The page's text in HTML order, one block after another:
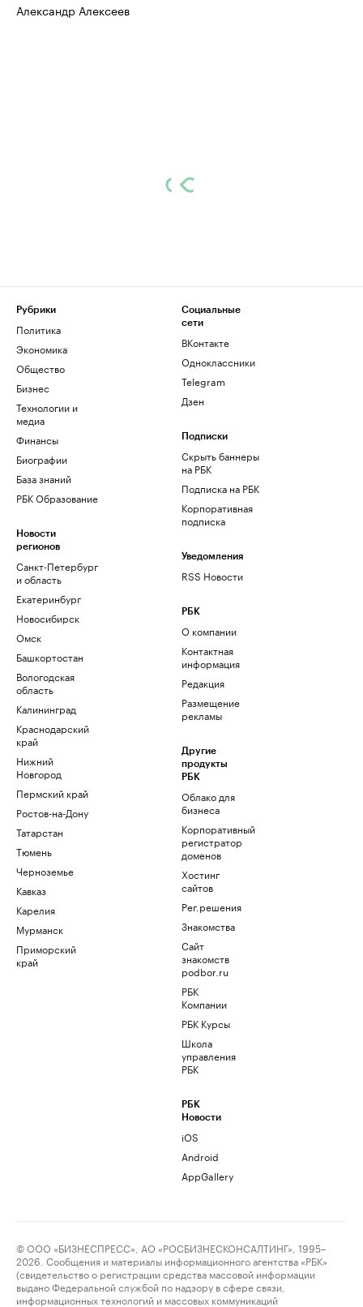
Александр Алексеев
Рубрики
Политика
Экономика
Общество
Бизнес
Технологии и
медиа
Финансы
Биографии
База знаний
РБК Образование
Новости
регионов
Санкт-Петербург
и область
Екатеринбург
Новосибирск
Омск
Башкортостан
Вологодская
область
Калининград
Краснодарский
край
Нижний
Новгород
Пермский край
Ростов-на-Дону
Татарстан
Тюмень
Черноземье
Кавказ
Карелия
Мурманск
Приморский
край
Социальные
сети
ВКонтакте
Одноклассники
Telegram
Дзен
Подписки
Скрыть баннеры
на РБК
Подписка на РБК
Корпоративная
подписка
Уведомления
RSS Новости
РБК
О компании
Контактная
информация
Редакция
Размещение
рекламы
Другие
продукты
РБК
Облако для
бизнеса
Корпоративный
регистратор
доменов
Хостинг
сайтов
Рег.решения
Знакомства
Сайт
знакомств
podbor.ru
РБК
Компании
РБК Курсы
Школа
управления
РБК
РБК
Новости
iOS
Android
AppGallery
© ООО «БИЗНЕСПРЕСС», АО «РОСБИЗНЕСКОНСАЛТИНГ», 1995–
2026. Сообщения и материалы информационного агентства «РБК»
(свидетельство о регистрации средства массовой информации
выдано Федеральной службой по надзору в сфере связи,
информационных технологий и массовых коммуникаций